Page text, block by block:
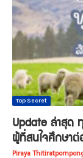
Top Secret
Update ล่าสุด
ผู้ที่สนใจศึกษาต่
Piraya